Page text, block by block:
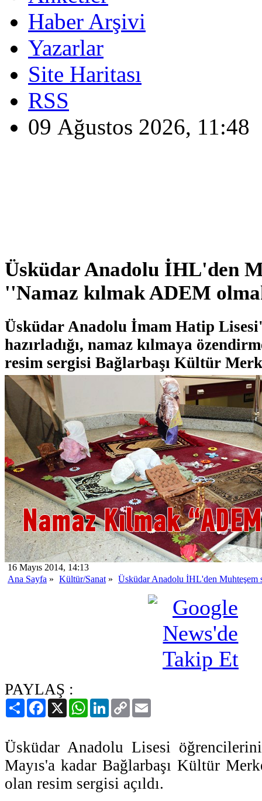
Haber Arşivi
Yazarlar
Site Haritası
RSS
09 Ağustos 2026, 11:48
Üsküdar Anadolu İHL'den
''Namaz kılmak ADEM
Üsküdar Anadolu İmam Hatip
hazırladığı, namaz kılmaya
resim sergisi Bağlarbaşı Kültür
16 Mayıs 2014, 14:13
Ana Sayfa » Kültür/Sanat » Üsküdar Anadolu İHL'den Muhteşem
PAYLAŞ :
PaylaşFacebook
X WhatsAppLinkedIn
Copy
Link
Üsküdar Anadolu Lisesi
Mayıs'a kadar Bağlarbaşı Kültür
olan resim sergisi açıldı.